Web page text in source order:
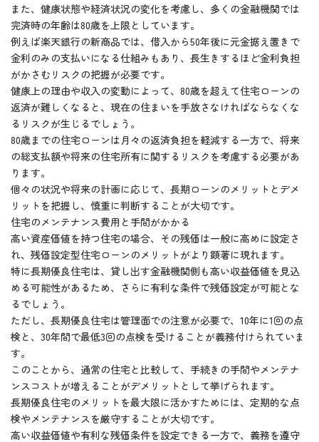
また、健康状態や経済状況の変化を考慮し、多くの金融機関では
完済時の年齢は80歳を上限としています。
例えば楽天銀行の新商品では、借入から50年後に元金据え置きで
金利のみの支払いになる仕組みもあり、長生きするほど金利負担
がかさむリスクの把握が必要です。
健康上の理由や収入の変動によって、80歳を超えて住宅ローンの
返済が難しくなると、現在の住まいを手放さなければならなくな
るリスクが生じるでしょう。
80歳までの住宅ローンは月々の返済負担を軽減する一方で、将来
の総支払額や将来の住宅所有に関するリスクを考慮する必要があ
ります。
個々の状況や将来の計画に応じて、長期ローンのメリットとデメ
リットを把握し、慎重に判断することが大切です。
住宅のメンテナンス費用と手間がかかる
高い資産価値を持つ住宅の場合、その残価は一般に高めに設定さ
れ、残価設定型住宅ローンのメリットがより顕著に現れます。
特に長期優良住宅は、貸し出す金融機関側も高い収益価値を見込
める可能性があるため、さらに有利な条件で残価設定が可能とな
るでしょう。
ただし、長期優良住宅は管理面での注意が必要で、10年に1回の点
検と、30年間で最低3回の点検を受けることが義務付けられていま
す。
このことから、通常の住宅と比較して、手続きの手間やメンテナ
ンスコストが増えることがデメリットとして挙げられます。
長期優良住宅のメリットを最大限に活かすためには、定期的な点
検やメンテナンスを厳守することが大切です。
高い収益価値や有利な残価条件を設定できる一方で、義務を遵守